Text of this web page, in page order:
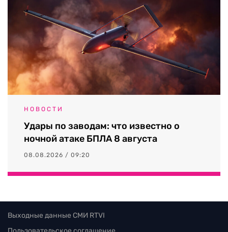
НОВОСТИ
Удары по заводам: что известно о
ночной атаке БПЛА 8 августа
08.08.2026 / 09:20
Выходные данные СМИ RTVI